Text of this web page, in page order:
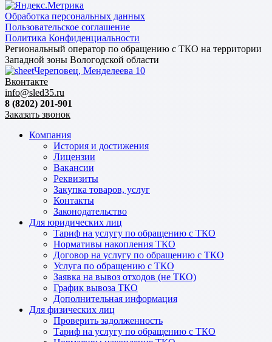
Обработка персональных данных
Пользовательское соглашение
Политика Конфиденциальности
Региональный оператор по обращению с ТКО на территории
Западной зоны Вологодской области
Череповец, Менделеева 10
Вконтакте
info@sled35.ru
8 (8202) 201-901
Заказать звонок
Компания
История и достижения
Лицензии
Вакансии
Реквизиты
Закупка товаров, услуг
Контакты
Законодательство
Для юридических лиц
Тариф на услугу по обращению с ТКО
Нормативы накопления ТКО
Договор на услугу по обращению с ТКО
Услуга по обращению с ТКО
Заявка на вывоз отходов (не ТКО)
График вывоза ТКО
Дополнительная информация
Для физических лиц
Проверить задолженность
Тариф на услугу по обращению с ТКО